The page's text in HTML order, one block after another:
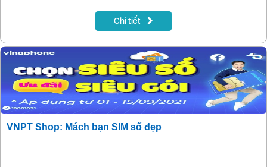
có thể xem xét và tìm hiểu ngay tới gói cước hấp dẫn này.
Chi tiết
VNPT Shop: Mách bạn SIM số đẹp